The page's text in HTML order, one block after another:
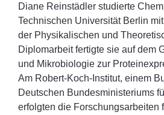
Diane Reinstädler studierte
Technischen Universität Berlin
der Physikalischen und
Diplomarbeit fertigte sie auf dem
und Mikrobiologie zur
Am Robert-Koch-Institut, einem
Deutschen Bundesministeriums
erfolgten die Forschungsarbeiten